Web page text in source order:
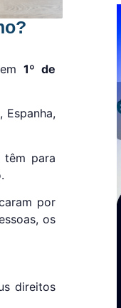
1º de
Espanha,
têm para
por
os
direitos